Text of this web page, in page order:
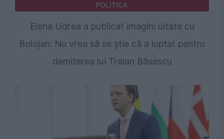
POLITICA
Elena Udrea a publicat imagini uitate cu
Bolojan: Nu vrea să se știe că a luptat pentru
demiterea lui Traian Băsescu